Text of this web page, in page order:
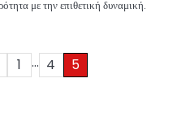
με την επιθετική δυναμική.
1 … 4 5